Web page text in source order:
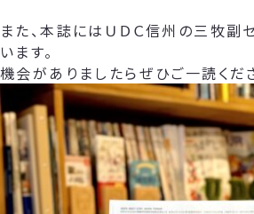
また、本誌にはＵＤＣ信州の三牧副
います。
機会がありましたらぜひご一読くだ